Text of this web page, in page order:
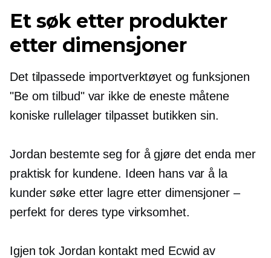
Et søk etter produkter
etter dimensjoner
Det tilpassede importverktøyet og funksjonen
"Be om tilbud" var ikke de eneste måtene
koniske rullelager tilpasset butikken sin.
Jordan bestemte seg for å gjøre det enda mer
praktisk for kundene. Ideen hans var å la
kunder søke etter lagre etter dimensjoner –
perfekt for deres type virksomhet.
Igjen tok Jordan kontakt med Ecwid av